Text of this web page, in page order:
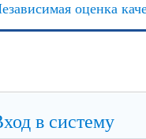
оценка
в систему